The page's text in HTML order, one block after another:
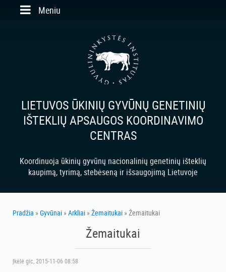
Skip to main content
Meniu
LIETUVOS ŪKINIŲ GYVŪNŲ GENETINIŲ
IŠTEKLIŲ APSAUGOS KOORDINAVIMO
CENTRAS
Koordinuoja ūkinių gyvūnų nacionalinių genetinių išteklių
kaupimą, tyrimą, stebėseną ir išsaugojimą Lietuvoje
Pradžia »Gyvūnai »Arkliai »Žemaitukai » Žemaitukai
Žemaitukai
Įkėlė gic, 2015-11-06 08:58